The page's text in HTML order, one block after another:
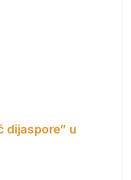
dijaspore” u